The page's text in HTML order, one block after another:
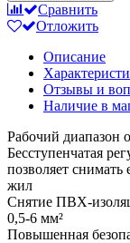
Сравнить
Отложить
Описание
Отзывы и
Наличие в
Рабочий диапазон
Бесступенчатая
позволяет
жил
Снятие ПВХ-
0,5-6 мм²
Повышенная